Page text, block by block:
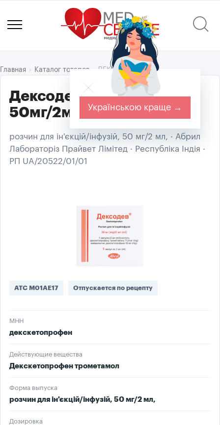
Главная Каталог товаров ДЕКСОДЕВ®
Дексодев р-н д/ін./інф.
50мг/2мл амп. 2мл №5
розчин для ін'єкцій/інфузій, 50 мг/2 мл, · Абрил
Лабораторіз Прайвет Лімітед · Республіка Індія ·
РП UA/20522/01/01
ATC M01AE17 Отпускается по рецепту
МНН
декскетопрофен
Действующие вещества
Декскетопрофен трометамол
Форма выпуска
розчин для ін'єкцій/інфузій, 50 мг/2 мл,
Дозировка
Українською краще →